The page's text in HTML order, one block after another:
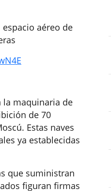
aéreo de
la maquinaria de
de 70
Estas naves
ya establecidas
que suministran
figuran firmas